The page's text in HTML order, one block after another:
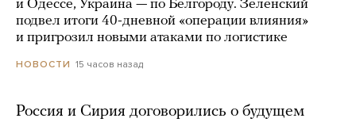
и Одессе, Украина — по Белгороду. Зеленский
подвел итоги 40-дневной «операции влияния»
и пригрозил новыми атаками по логистике
НОВОСТИ 15 часов назад
Россия и Сирия договорились о будущем